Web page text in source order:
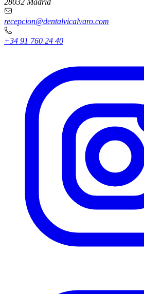
recepcion@dentalvicalvaro.com
+34 91 760 24 40